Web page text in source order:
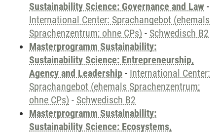
Sustainability Science: Governance and Law -
International Center: Sprachangebot (ehemals
Sprachenzentrum; ohne CPs) - Schwedisch B2
Masterprogramm Sustainability:
Sustainability Science: Entrepreneurship,
Agency and Leadership - International Center:
Sprachangebot (ehemals Sprachenzentrum;
ohne CPs) - Schwedisch B2
Masterprogramm Sustainability:
Sustainability Science: Ecosystems,